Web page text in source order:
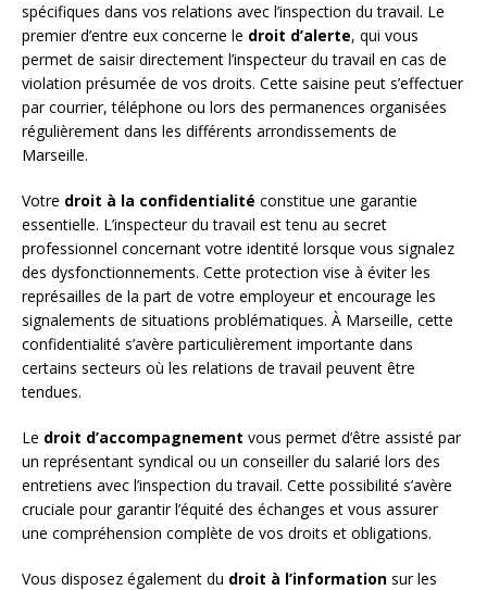
spécifiques dans vos relations avec l’inspection du travail. Le
premier d’entre eux concerne le droit d’alerte, qui vous
permet de saisir directement l’inspecteur du travail en cas de
violation présumée de vos droits. Cette saisine peut s’effectuer
par courrier, téléphone ou lors des permanences organisées
régulièrement dans les différents arrondissements de
Marseille.
Votre droit à la confidentialité constitue une garantie
essentielle. L’inspecteur du travail est tenu au secret
professionnel concernant votre identité lorsque vous signalez
des dysfonctionnements. Cette protection vise à éviter les
représailles de la part de votre employeur et encourage les
signalements de situations problématiques. À Marseille, cette
confidentialité s’avère particulièrement importante dans
certains secteurs où les relations de travail peuvent être
tendues.
Le droit d’accompagnement vous permet d’être assisté par
un représentant syndical ou un conseiller du salarié lors des
entretiens avec l’inspection du travail. Cette possibilité s’avère
cruciale pour garantir l’équité des échanges et vous assurer
une compréhension complète de vos droits et obligations.
Vous disposez également du droit à l’information sur les